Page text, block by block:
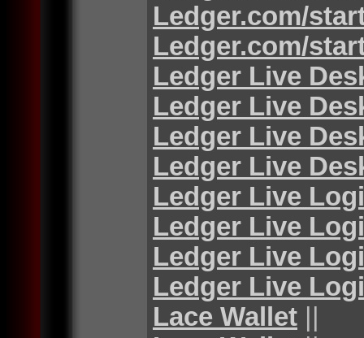
Ledger.com/
Ledger.com/
Ledger Live
Ledger Live
Ledger Live
Ledger Live
Ledger Live
Ledger Live
Ledger Live
Ledger Live
Lace Wallet ||